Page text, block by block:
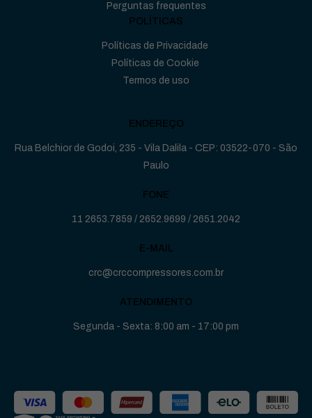
Perguntas frequentes
POLÍTICAS
Políticas de Privacidade
Políticas de Cookie
Termos de uso
ENDEREÇO
Rua Belchior de Godoi, 235 - Vila Dalila - CEP: 03522-070 - São
Paulo
FONE
11 2653.7859 / 2652.9699 / 2651.2042
E-MAIL
crc@crccompressores.com.br
ATENDIMENTO
Segunda - Sexta: 8:00 am - 17:00 pm